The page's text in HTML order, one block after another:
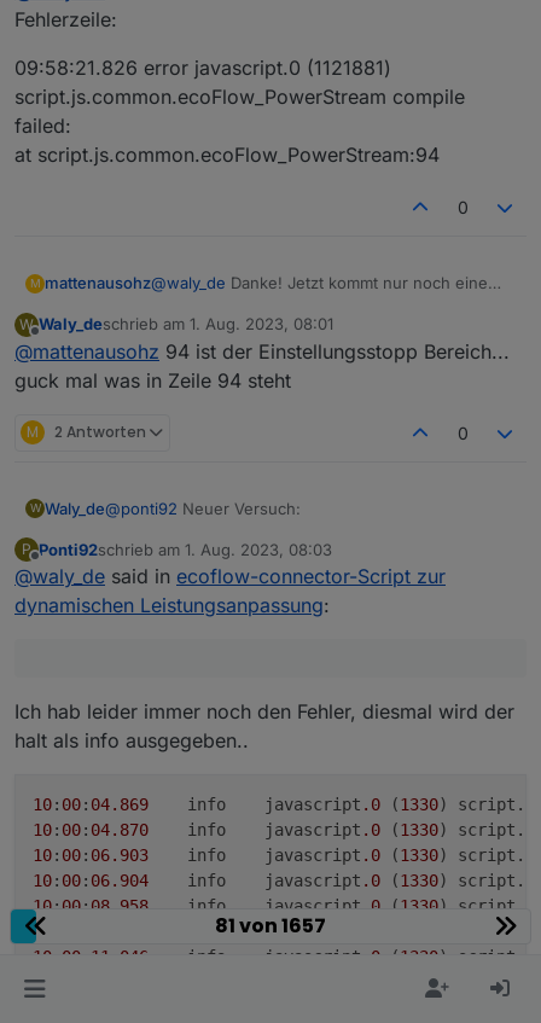
Fehlerzeile:
09:58:21.826 error javascript.0 (1121881)
script.js.common.ecoFlow_PowerStream compile
failed:
at script.js.common.ecoFlow_PowerStream:94
0
M mattenausohz@waly_de Danke! Jetzt kommt nur noch eine
09:58:21.826 error javascript.0 (1121881)
script.js.common.ecoFlow_PowerStream
compile failed:
W
Offline
Waly_deschrieb am 1. Aug. 2023, 08:01
zuletzt editiert von
@mattenausohz 94 ist der Einstellungsstopp Bereich...
guck mal was in Zeile 94 steht
M 2 Antworten 0
W Waly_de@ponti92 Neuer Versuch:
siehe unten
P
Offline
Ponti92schrieb am 1. Aug. 2023, 08:03
zuletzt editiert von
@waly_de said in ecoflow-connector-Script zur
dynamischen Leistungsanpassung:
Ich hab leider immer noch den Fehler, diesmal wird der
halt als info ausgegeben..
10: 00: 04.869
	info	javascript
.0 (1330) script.
10: 00: 04.870
	info	javascript
.0 (1330) script.
10: 00: 06.903
	info	javascript
.0 (1330) script.
10: 00: 06.904
	info	javascript
.0 (1330) script.
10: 00: 08.958
	info	javascript
.0 (1330) script.
10
	info	javascript
) script.
10 00 11.046
	info	javascript
.0 (1330) script.
10
1330) script.
81 von 1657